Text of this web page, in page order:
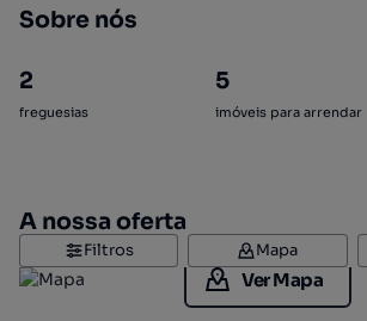
Sobre nós
2
freguesias
5
imóveis para arrendar
A nossa oferta
Filtros Mapa
Ver Mapa